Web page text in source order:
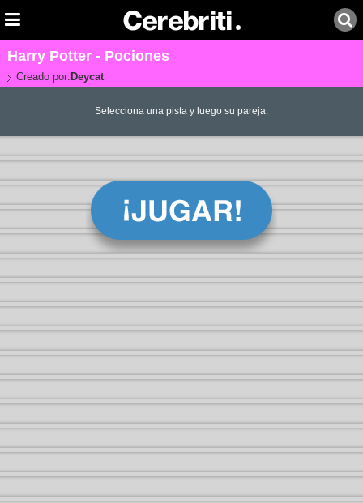
Harry Potter - Pociones
Creado por: Deycat
Selecciona una pista y luego su pareja.